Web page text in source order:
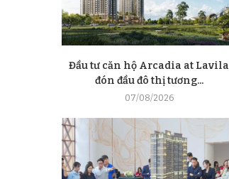
Đầu tư căn hộ Arcadia at Lavila
đón đầu đô thị tương...
07/08/2026